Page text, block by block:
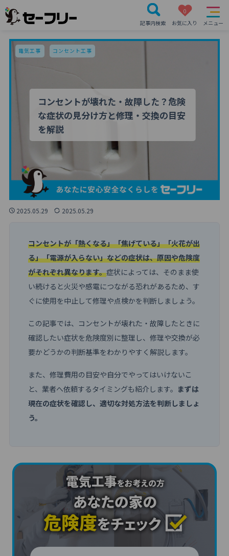
記事内検索
0
お気に入り
メニュー
コンセントが壊れた・故障した？危険
な症状の見分け方と修理・交換の目安
を解説
電気工事 コンセント工事
2025.05.29 2025.05.29
コンセントが「熱くなる」「焦げている」「火花が出
る」「電源が入らない」などの症状は、原因や危険度
がそれぞれ異なります。症状によっては、そのまま使
い続けると火災や感電につながる恐れがあるため、す
ぐに使用を中止して修理や点検かを判断しましょう。
この記事では、コンセントが壊れた・故障したときに
確認したい症状を危険度別に整理し、修理や交換が必
要かどうかの判断基準をわかりやすく解説します。
また、修理費用の目安や自分でやってはいけないこ
と、業者へ依頼するタイミングも紹介します。 まずは
現在の症状を確認し、適切な対処方法を判断しましょ
う。